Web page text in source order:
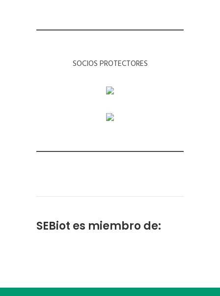
SOCIOS PROTECTORES
SEBiot es miembro de: